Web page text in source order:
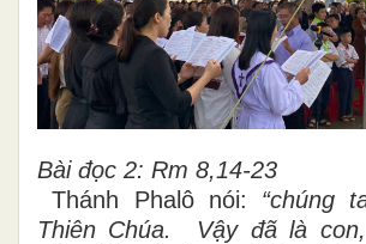
Bài đọc 2: Rm 8,14-23
Thánh Phalô nói: “chúng
Thiên Chúa. Vậy đã là